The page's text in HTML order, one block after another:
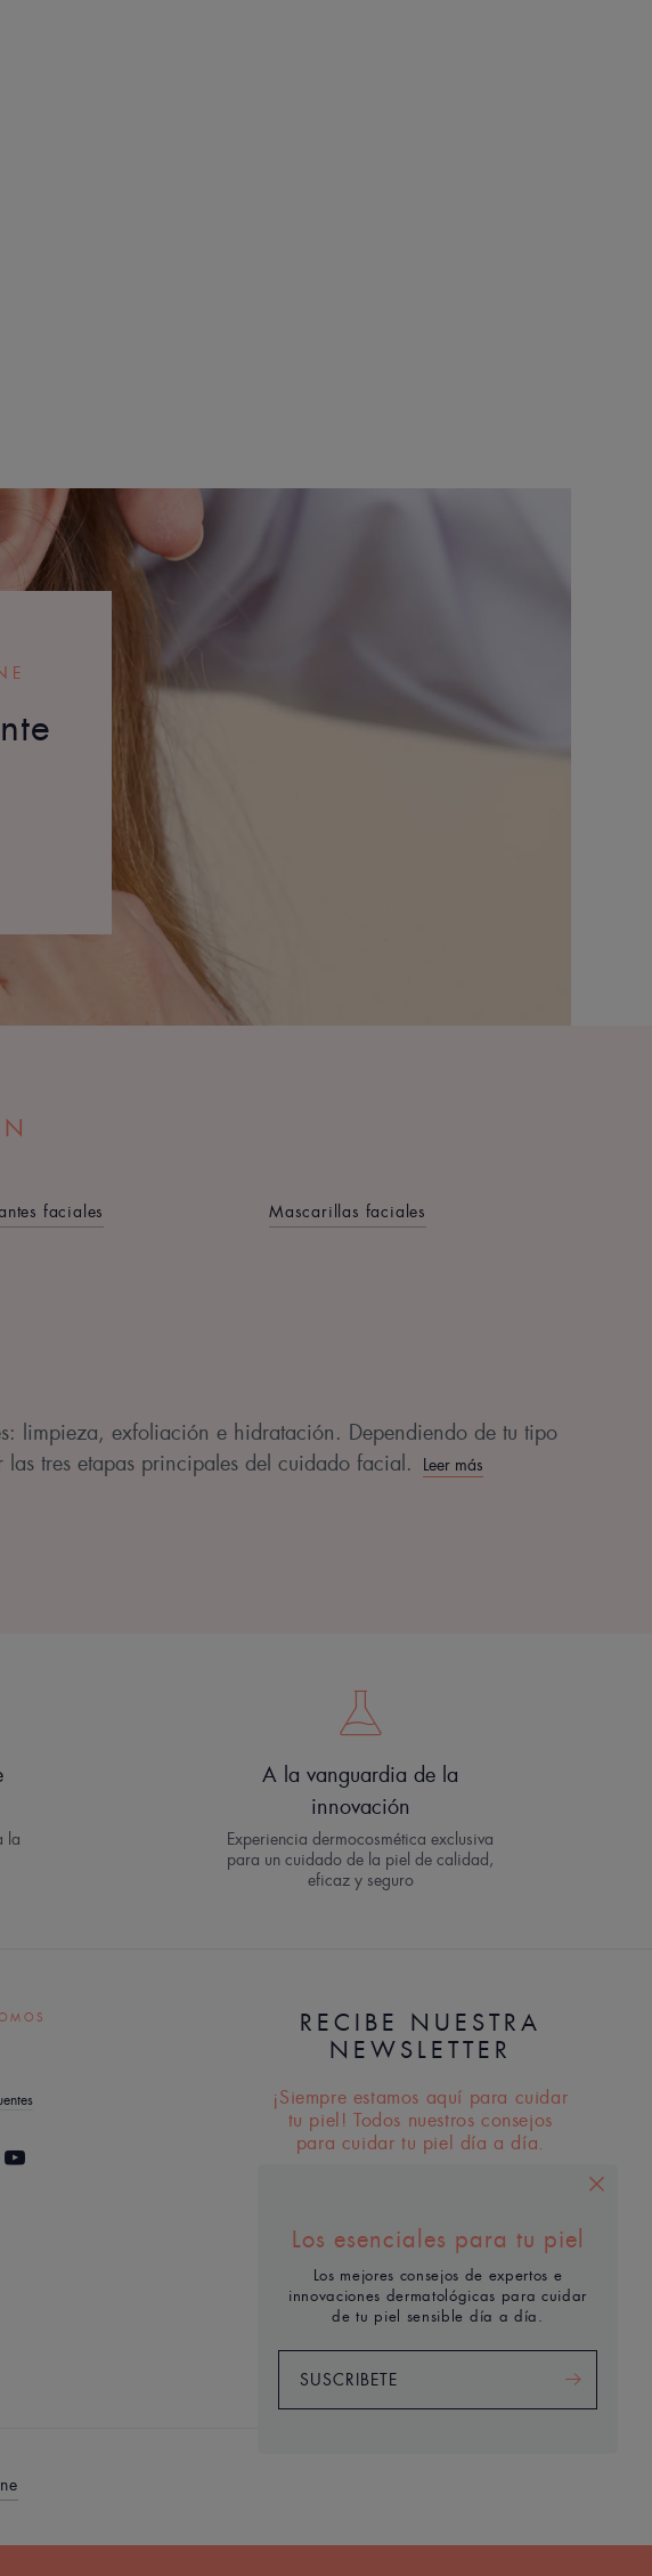
faciales Mascarillas faciales
limpieza, exfoliación e hidratación. Dependiendo de tu tipo
tres etapas principales del cuidado facial.
Leer más
Los esenciales para tu piel
Los mejores consejos de expertos e
innovaciones dermatológicas para cuidar
de tu piel sensible día a día.
SUSCRIBETE
la
A la vanguardia de la
innovación
Experiencia dermocosmética exclusiva
para un cuidado de la piel de calidad,
eficaz y seguro
RECIBE NUESTRA
NEWSLETTER
¡Siempre estamos aquí para cuidar
tu piel! Todos nuestros consejos
para cuidar tu piel día a día.
NEWSLETTER